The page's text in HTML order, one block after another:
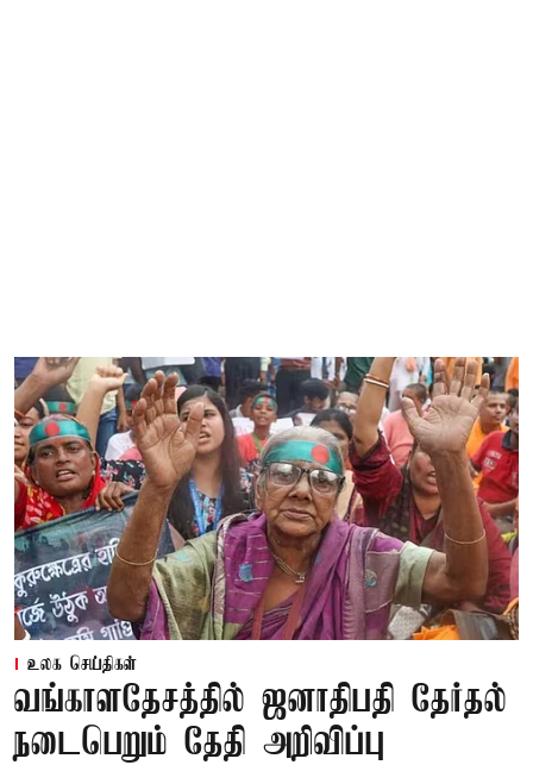
உலக செய்திகள்
வங்காளதேசத்தில் ஜனாதிபதி தேர்தல்
நடைபெறும் தேதி அறிவிப்பு